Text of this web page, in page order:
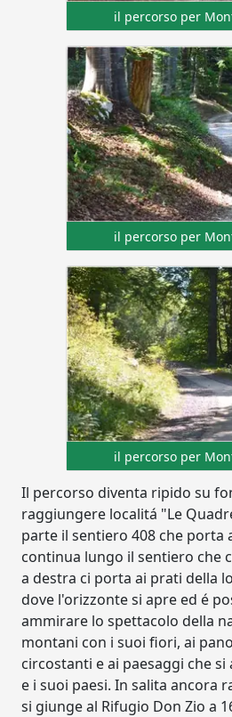
il percorso per
il percorso per
il percorso per
Il percorso diventa ripido su
raggiungere localitá "Le
parte il sentiero 408 che porta
continua lungo il sentiero che
a destra ci porta ai prati della
dove l'orizzonte si apre ed é
ammirare lo spettacolo della
montani con i suoi fiori, ai
circostanti e ai paesaggi che
e i suoi paesi. In salita ancora
si giunge al Rifugio Don Zio a